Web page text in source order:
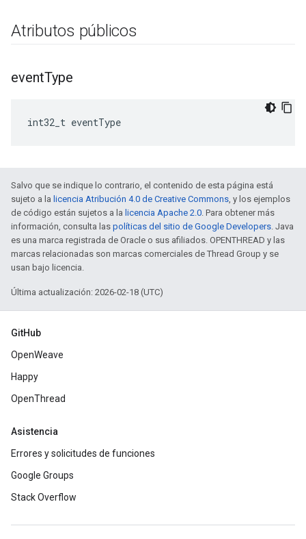
Atributos públicos
eventType
int32_t eventType
Salvo que se indique lo contrario, el contenido de esta página está
sujeto a la licencia Atribución 4.0 de Creative Commons, y los ejemplos
de código están sujetos a la licencia Apache 2.0. Para obtener más
información, consulta las políticas del sitio de Google Developers. Java
es una marca registrada de Oracle o sus afiliados. OPENTHREAD y las
marcas relacionadas son marcas comerciales de Thread Group y se
usan bajo licencia.
Última actualización: 2026-02-18 (UTC)
GitHub
OpenWeave
Happy
OpenThread
Asistencia
Errores y solicitudes de funciones
Google Groups
Stack Overflow